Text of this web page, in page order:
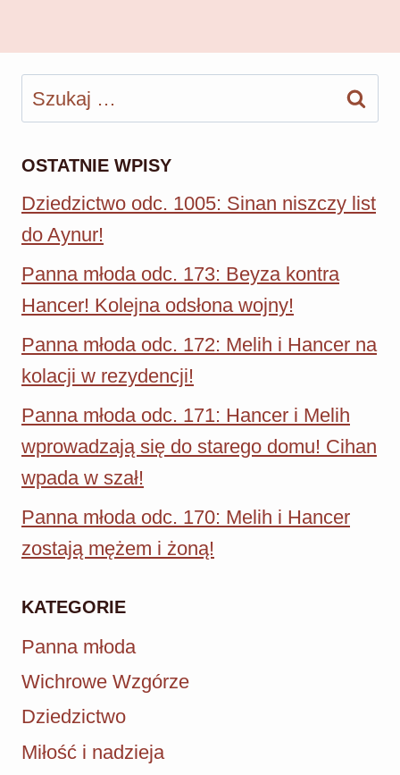
Szukaj:
OSTATNIE WPISY
Dziedzictwo odc. 1005: Sinan niszczy list
do Aynur!
Panna młoda odc. 173: Beyza kontra
Hancer! Kolejna odsłona wojny!
Panna młoda odc. 172: Melih i Hancer na
kolacji w rezydencji!
Panna młoda odc. 171: Hancer i Melih
wprowadzają się do starego domu! Cihan
wpada w szał!
Panna młoda odc. 170: Melih i Hancer
zostają mężem i żoną!
KATEGORIE
Panna młoda
Wichrowe Wzgórze
Dziedzictwo
Miłość i nadzieja